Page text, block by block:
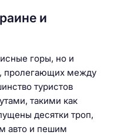
и
горы, но и
пролегающих между
туристов
такими как
десятки троп,
авто и пешим